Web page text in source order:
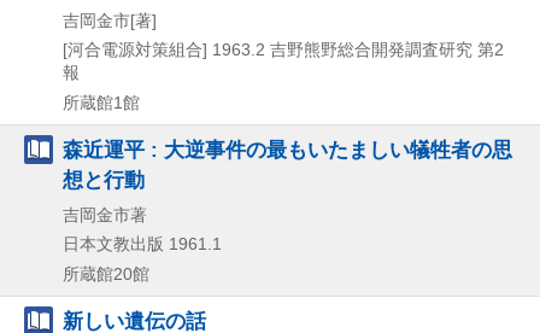
吉岡金市[著]
[河合電源対策組合] 1963.2 吉野熊野総合開発調査研究 第2
報
所蔵館1館
森近運平 : 大逆事件の最もいたましい犠牲者の思
想と行動
吉岡金市著
日本文教出版 1961.1
所蔵館20館
新しい遺伝の話